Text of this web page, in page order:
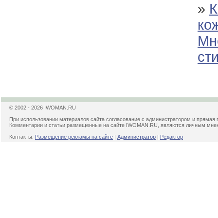
»
© 2002 - 2026 IWOMAN.RU
При использовании материалов сайта согласование с администратором и прямая
Комментарии и статьи размещенные на сайте IWOMAN.RU, являются личным
Контакты: Размещение рекламы на сайте | Администратор | Редактор